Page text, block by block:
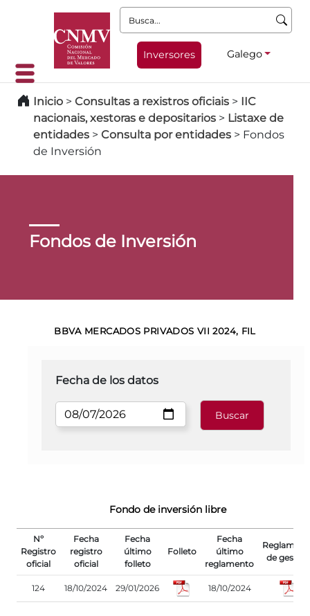
Busca:
Inversores Galego
Inicio > Consultas a rexistros oficiais > IIC
nacionais, xestoras e depositarios > Listaxe de
entidades > Consulta por entidades > Fondos
de Inversión
Fondos de Inversión
BBVA MERCADOS PRIVADOS VII 2024, FIL
Fecha de los datos
Fondo de inversión libre
Nº
Registro
oficial
Fecha
registro
oficial
Fecha
último
folleto
Folleto
Fecha
último
reglamento
de gestión
124 18/10/2024 29/01/2026 18/10/2024